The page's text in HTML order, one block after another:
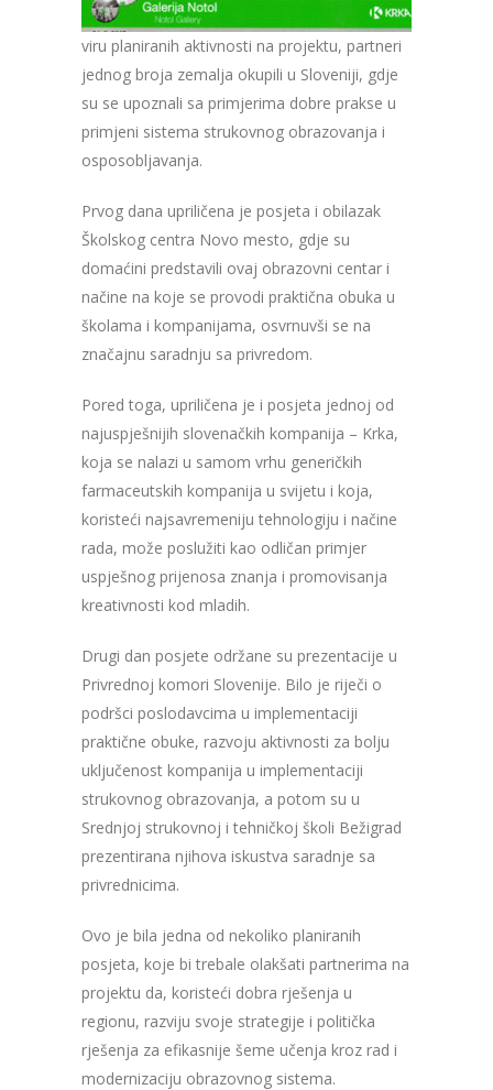
viru planiranih aktivnosti na projektu, partneri
jednog broja zemalja okupili u Sloveniji, gdje
su se upoznali sa primjerima dobre prakse u
primjeni sistema strukovnog obrazovanja i
osposobljavanja.
Prvog dana upriličena je posjeta i obilazak
Školskog centra Novo mesto, gdje su
domaćini predstavili ovaj obrazovni centar i
načine na koje se provodi praktična obuka u
školama i kompanijama, osvrnuvši se na
značajnu saradnju sa privredom.
Pored toga, upriličena je i posjeta jednoj od
najuspješnijih slovenačkih kompanija – Krka,
koja se nalazi u samom vrhu generičkih
farmaceutskih kompanija u svijetu i koja,
koristeći najsavremeniju tehnologiju i načine
rada, može poslužiti kao odličan primjer
uspješnog prijenosa znanja i promovisanja
kreativnosti kod mladih.
Drugi dan posjete održane su prezentacije u
Privrednoj komori Slovenije. Bilo je riječi o
podršci poslodavcima u implementaciji
praktične obuke, razvoju aktivnosti za bolju
uključenost kompanija u implementaciji
strukovnog obrazovanja, a potom su u
Srednjoj strukovnoj i tehničkoj školi Bežigrad
prezentirana njihova iskustva saradnje sa
privrednicima.
Ovo je bila jedna od nekoliko planiranih
posjeta, koje bi trebale olakšati partnerima na
projektu da, koristeći dobra rješenja u
regionu, razviju svoje strategije i politička
rješenja za efikasnije šeme učenja kroz rad i
modernizaciju obrazovnog sistema.